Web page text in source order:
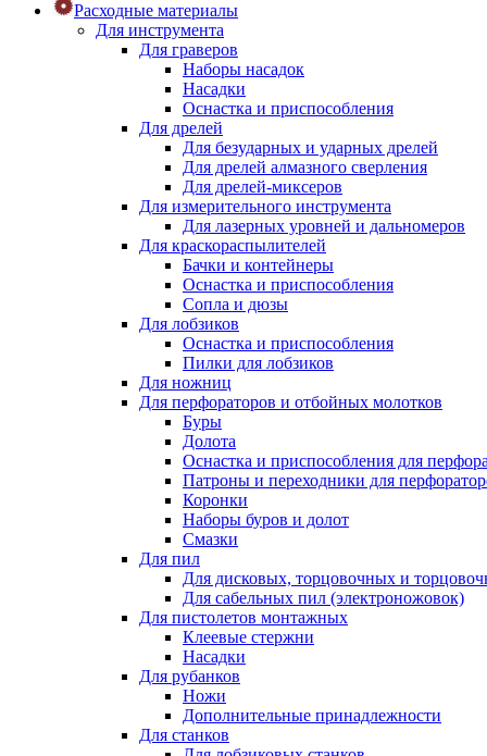
Расходные материалы
Для инструмента
Для граверов
Наборы насадок
Насадки
Оснастка и приспособления
Для дрелей
Для безударных и ударных дрелей
Для дрелей алмазного сверления
Для дрелей-миксеров
Для измерительного инструмента
Для лазерных уровней и дальномеров
Для краскораспылителей
Бачки и контейнеры
Оснастка и приспособления
Сопла и дюзы
Для лобзиков
Оснастка и приспособления
Пилки для лобзиков
Для ножниц
Для перфораторов и отбойных молотков
Буры
Долота
Оснастка и приспособления для
Патроны и переходники для
Коронки
Наборы буров и долот
Смазки
Для пил
Для дисковых, торцовочных и
Для сабельных пил (электроножовок)
Для пистолетов монтажных
Клеевые стержни
Насадки
Для рубанков
Ножи
Дополнительные принадлежности
Для станков